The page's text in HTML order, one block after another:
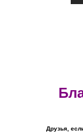
Друзья,